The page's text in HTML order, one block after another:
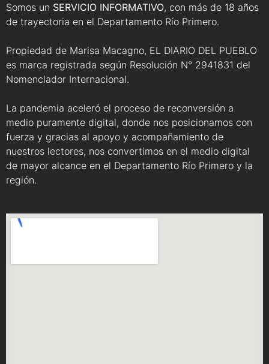
Somos un SERVICIO INFORMATIVO, con más de 18 años
de trayectoria en el Departamento Río Primero.
Propiedad de Marisa Macagno, EL DIARIO DEL PUEBLO
es marca registrada según Resolución N° 2941831 del
Nomenclador Internacional.
La pandemia aceleró el proceso de reconversión a
medio puramente digital, donde nos posicionamos con
fuerza y gracias al apoyo y acompañamiento de
nuestros lectores, nos convertimos en el medio digital
de mayor alcance en el Departamento Río Primero y la
región.